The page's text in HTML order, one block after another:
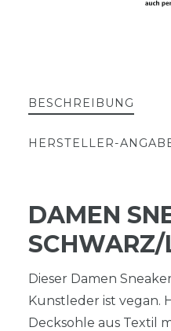
BESCHREIBUNG
HERSTELLER-
DAMEN
SCHWARZ/
Dieser Damen
Kunstleder ist vegan.
Decksohle aus Textil